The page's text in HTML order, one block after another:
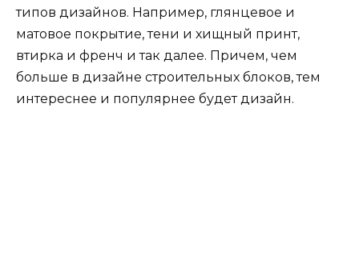
типов дизайнов. Например, глянцевое и
матовое покрытие, тени и хищный принт,
втирка и френч и так далее. Причем, чем
больше в дизайне строительных блоков, тем
интереснее и популярнее будет дизайн.